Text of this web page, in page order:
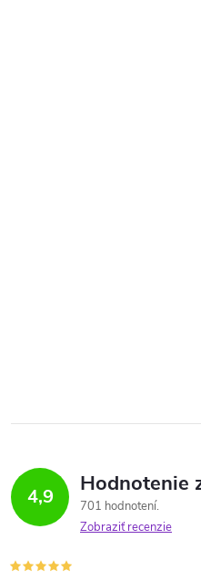
4,9 Hodnotenie
701 hodnotení
Zobraziť recenzie